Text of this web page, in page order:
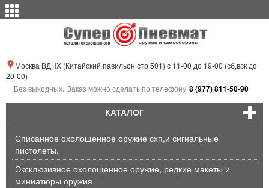
Москва ВДНХ (Китайский павильон стр 501) с 11-00 до 19-00 (сб,вск до
20-00)
Без выходных. Заказ можно сделать по телефону 8 (977) 811-50-90
КАТАЛОГ
Списанное охолощенное оружие схп,и сигнальные
пистолеты.
Эксклюзивное охолощенное оружие, редкие макеты и
миниатюры оружия